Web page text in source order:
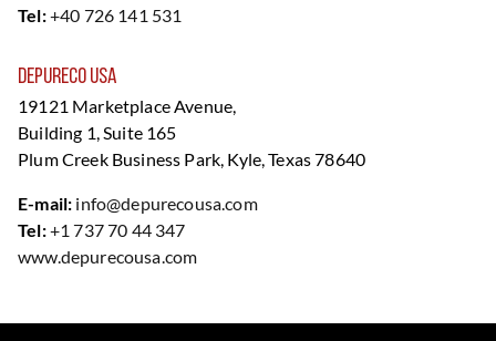
Tel:+40 726 141 531
Depureco USA
19121 Marketplace Avenue,
Building 1, Suite 165
Plum Creek Business Park, Kyle, Texas 78640
E-mail: info@depurecousa.com
Tel:+1 737 70 44 347
www.depurecousa.com